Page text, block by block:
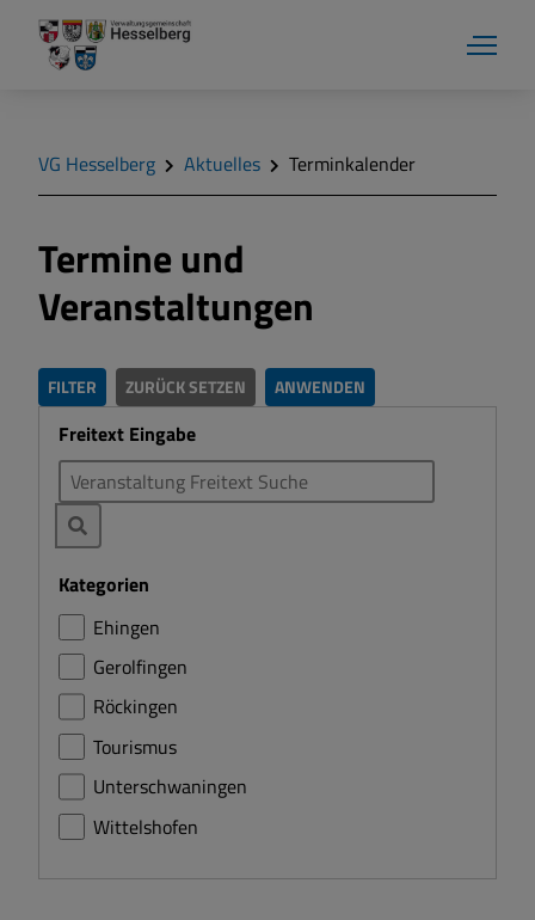
Verwaltung
Gemeinden
Bürgerinfo
Buergerserviceportal
Online-Terminvereinbarung
VG Hesselberg Aktuelles Terminkalender
Termine und
Veranstaltungen
FILTER ZURÜCK SETZEN ANWENDEN
Freitext Eingabe
Kategorien
Ehingen
Gerolfingen
Röckingen
Tourismus
Unterschwaningen
Wittelshofen